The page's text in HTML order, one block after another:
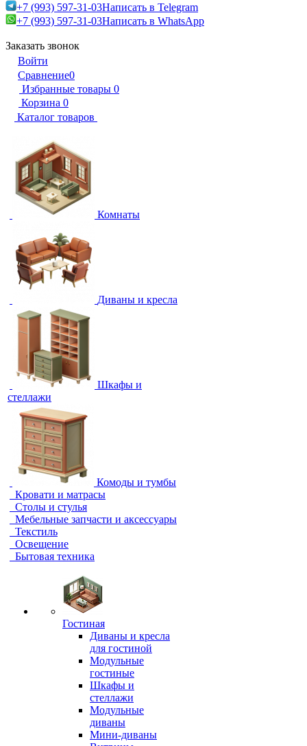
+7 (993) 597-31-03Написать в Telegram
+7 (993) 597-31-03Написать в WhatsApp
Заказать звонок
Войти
Сравнение0
Избранные товары 0
Корзина 0
Каталог товаров
Комнаты
Диваны и кресла
Шкафы и
стеллажи
Комоды и тумбы
Кровати и матрасы
Столы и стулья
Мебельные запчасти и аксессуары
Текстиль
Освещение
Бытовая техника
Гостиная
Диваны и кресла
для гостиной
Модульные
гостиные
Шкафы и
стеллажи
Модульные
диваны
Мини-диваны